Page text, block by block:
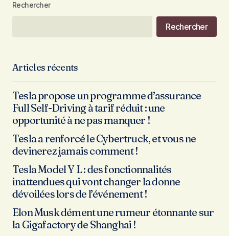
Rechercher
Rechercher
Articles récents
Tesla propose un programme d’assurance
Full Self-Driving à tarif réduit : une
opportunité à ne pas manquer !
Tesla a renforcé le Cybertruck, et vous ne
devinerez jamais comment !
Tesla Model Y L : des fonctionnalités
inattendues qui vont changer la donne
dévoilées lors de l’événement !
Elon Musk dément une rumeur étonnante sur
la Gigafactory de Shanghai !